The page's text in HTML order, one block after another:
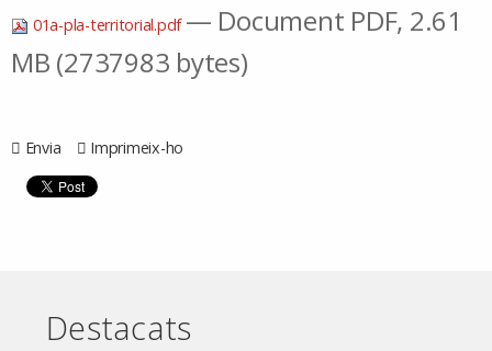
01a-pla-territorial.pdf — Document PDF, 2.61
MB (2737983 bytes)
Envia Imprimeix-ho
Destacats